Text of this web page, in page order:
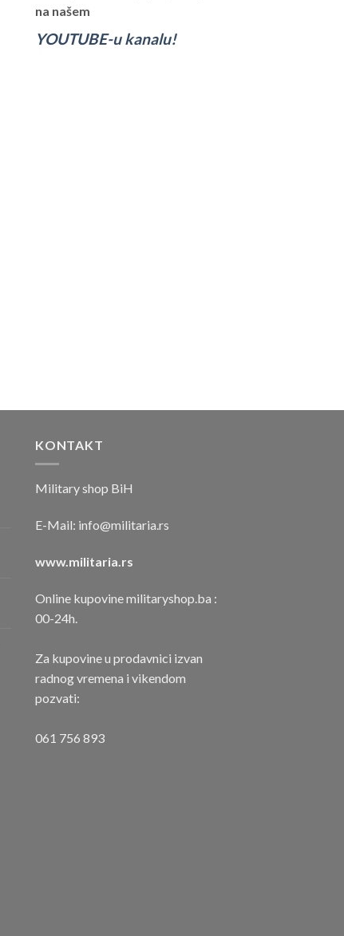
na našem
YOUTUBE-u kanalu!
KONTAKT
Military shop BiH
E-Mail: info@militaria.rs
www.militaria.rs
Online kupovine militaryshop.ba :
00-24h.
Za kupovine u prodavnici izvan
radnog vremena i vikendom
pozvati:
061 756 893